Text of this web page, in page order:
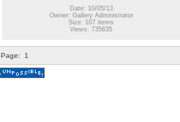
Date: 10/05/13
Owner: Gallery Administrator
Size: 107 items
Views: 735635
Page: 1